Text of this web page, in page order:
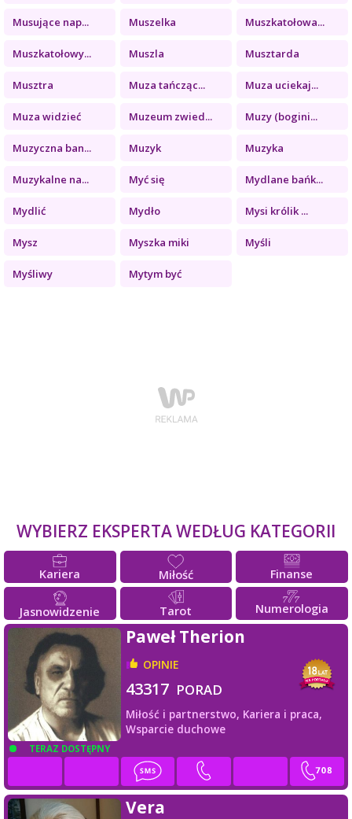
Musujące nap... Muszelka Muszkatołowa...
Muszkatołowy... Muszla Musztarda
Musztra Muza tańcząc... Muza uciekaj...
Muza widzieć Muzeum zwied... Muzy (bogini...
Muzyczna ban... Muzyk Muzyka
Muzykalne na... Myć się Mydlane bańk...
Mydlić Mydło Mysi królik ...
Mysz Myszka miki Myśli
Myśliwy Mytym być
WYBIERZ EKSPERTA WEDŁUG KATEGORII
Kariera Miłość Finanse
Jasnowidzenie Tarot Numerologia
TERAZ DOSTĘPNY
Paweł Therion
OPINIE
43317 PORAD
Miłość i partnerstwo, Kariera i praca,
Wsparcie duchowe
Vera